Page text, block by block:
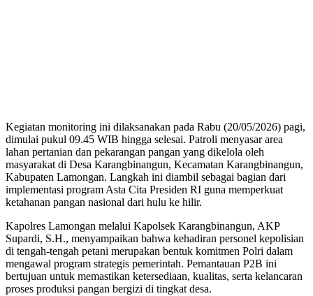
Kegiatan monitoring ini dilaksanakan pada Rabu (20/05/2026) pagi,
dimulai pukul 09.45 WIB hingga selesai. Patroli menyasar area
lahan pertanian dan pekarangan pangan yang dikelola oleh
masyarakat di Desa Karangbinangun, Kecamatan Karangbinangun,
Kabupaten Lamongan. Langkah ini diambil sebagai bagian dari
implementasi program Asta Cita Presiden RI guna memperkuat
ketahanan pangan nasional dari hulu ke hilir.
​Kapolres Lamongan melalui Kapolsek Karangbinangun, AKP
Supardi, S.H., menyampaikan bahwa kehadiran personel kepolisian
di tengah-tengah petani merupakan bentuk komitmen Polri dalam
mengawal program strategis pemerintah. Pemantauan P2B ini
bertujuan untuk memastikan ketersediaan, kualitas, serta kelancaran
proses produksi pangan bergizi di tingkat desa.